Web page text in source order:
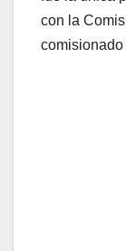
con la
comisionado